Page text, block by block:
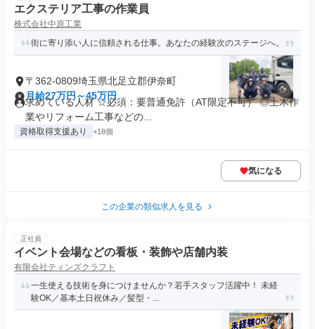
エクステリア工事の作業員
株式会社中原工業
街に寄り添い人に信頼される仕事。あなたの経験次のステージへ。
〒362-0809埼玉県北足立郡伊奈町
月給27万円～45万円
求めている人材 ☆必須：要普通免許（AT限定不可） ◎土木作
業やリフォーム工事などの...
資格取得支援あり +18個
気になる
この企業の類似求人を見る
正社員
イベント会場などの看板・装飾や店舗内装
有限会社ティンズクラフト
一生使える技術を身につけませんか？若手スタッフ活躍中！ 未経
験OK／基本土日祝休み／髪型・...